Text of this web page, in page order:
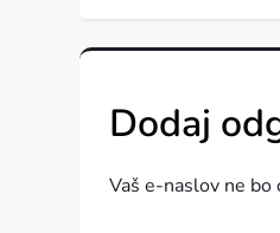
g
a
Dodaj
Vaš e-naslov ne bo